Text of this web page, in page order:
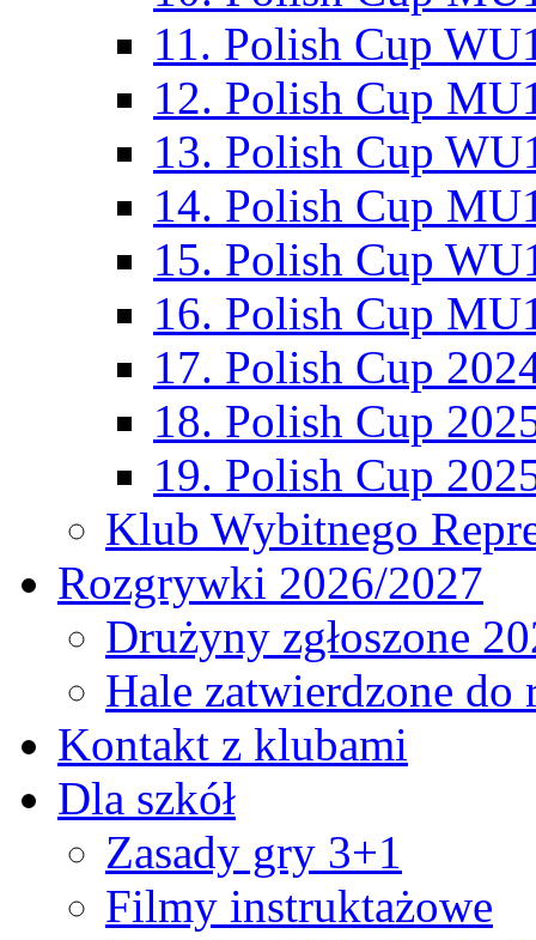
11. Polish Cup
12. Polish Cup
13. Polish Cup
14. Polish Cup
15. Polish Cup
16. Polish Cup
17. Polish Cup
18. Polish Cup
19. Polish Cup
Klub Wybitnego
Rozgrywki 2026/2027
Drużyny zgłoszone
Hale zatwierdzone
Kontakt z klubami
Dla szkół
Zasady gry 3+1
Filmy instruktażowe